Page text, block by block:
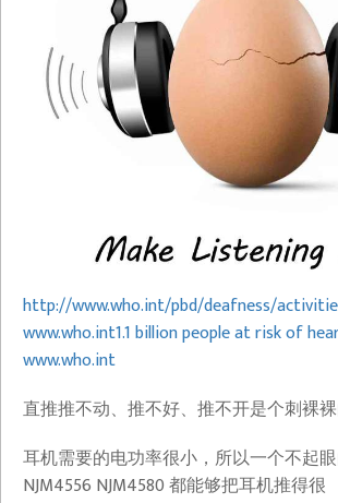
http://www.who.int/pbd/deafness/
www.who.int1.1 billion people at risk of
www.who.int
直推推不动、推不好、推不开是个刺裸裸
耳机需要的电功率很小，所以一个不起
NJM4556 NJM4580 都能够把耳机推得很